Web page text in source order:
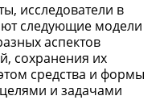
исследователи в
следующие модели
аспектов
сохранения их
средства и формы
и задачами